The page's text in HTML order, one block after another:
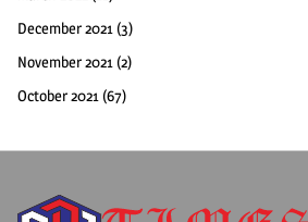
December 2021 (3)
November 2021 (2)
October 2021 (67)